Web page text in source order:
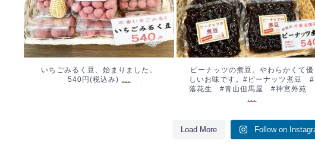
いちごみるく豆、始まりました。
540円(税込み)
ピーナッツの煮豆。やわらかくて優
しいお味です。#ピーナッツ煮豆 #
落花生 #青山但馬屋 #神宮外苑
Load More Follow on